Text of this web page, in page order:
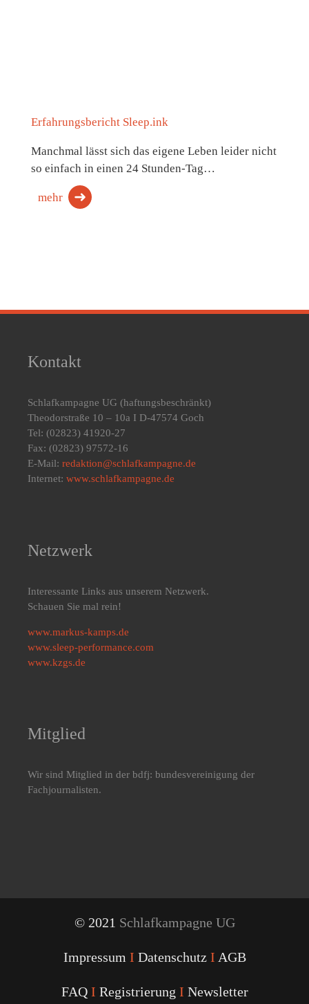
Erfahrungsbericht Sleep.ink
Manchmal lässt sich das eigene Leben leider nicht
so einfach in einen 24 Stunden-Tag…
mehr
Kontakt
Schlafkampagne UG (haftungsbeschränkt)
Theodorstraße 10 – 10a I D-47574 Goch
Tel: (02823) 41920-27
Fax: (02823) 97572-16
E-Mail: redaktion@schlafkampagne.de
Internet: www.schlafkampagne.de
Netzwerk
Interessante Links aus unserem Netzwerk.
Schauen Sie mal rein!
www.markus-kamps.de
www.sleep-performance.com
www.kzgs.de
Mitglied
Wir sind Mitglied in der bdfj: bundesvereinigung der
Fachjournalisten.
© 2021 Schlafkampagne UG
Impressum I Datenschutz I AGB
FAQ I Registrierung I Newsletter